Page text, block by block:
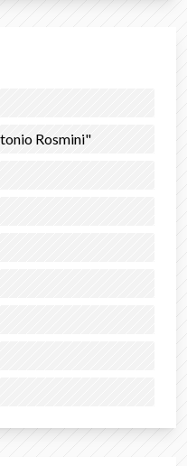
Rosmini"